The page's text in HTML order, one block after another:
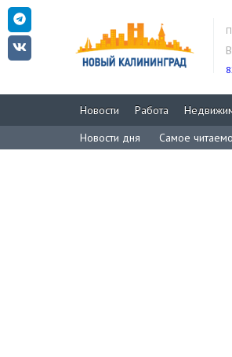
Новости Работа
Новости дня
Самое